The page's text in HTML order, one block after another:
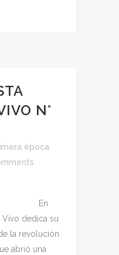
N°
época
En
dedica su
la revolución
abrió una